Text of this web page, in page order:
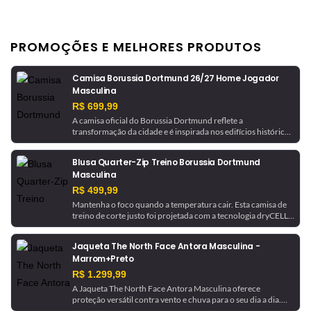
PROMOÇÕES E MELHORES PRODUTOS
Camisa Borussia Dortmund 26/27 Home Jogador
Masculina
R$ 699,99
A camisa oficial do Borussia Dortmund reflete a
transformação da cidade e é inspirada nos edifícios históricos
que ajudaram a moldá-la. Com tecnologia de gerenciamento
usado pela equipe.
Blusa Quarter-Zip Treino Borussia Dortmund
Masculina
R$ 499,99
Mantenha o foco quando a temperatura cair. Esta camisa de
treino de corte justo foi projetada com a tecnologia dryCELL,
que absorve a umidade para ajudar a manter você seco. Ela é
toque de inspiração futebolística.
Jaqueta The North Face Antora Masculina -
Marrom+Preto
R$ 1.299,99
A Jaqueta The North Face Antora Masculina oferece
proteção versátil contra vento e chuva para o seu dia a dia.